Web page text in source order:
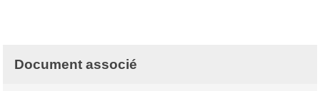
Document associé